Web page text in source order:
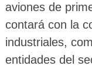
aviones de
contará con la
industriales,
entidades del